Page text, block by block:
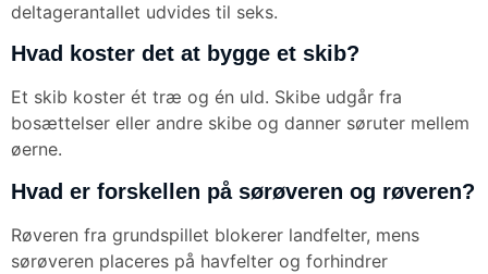
deltagerantallet udvides til seks.
Hvad koster det at bygge et skib?
Et skib koster ét træ og én uld. Skibe udgår fra
bosættelser eller andre skibe og danner søruter mellem
øerne.
Hvad er forskellen på sørøveren og røveren?
Røveren fra grundspillet blokerer landfelter, mens
sørøveren placeres på havfelter og forhindrer